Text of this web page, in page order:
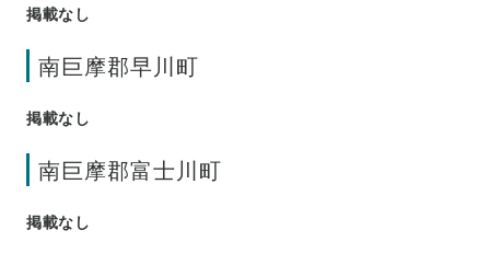
掲載なし
南巨摩郡早川町
掲載なし
南巨摩郡富士川町
掲載なし